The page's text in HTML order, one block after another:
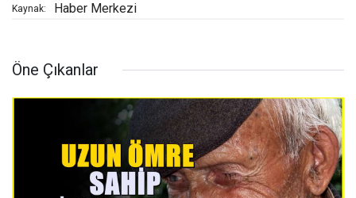
Kaynak: Haber Merkezi
Öne Çıkanlar